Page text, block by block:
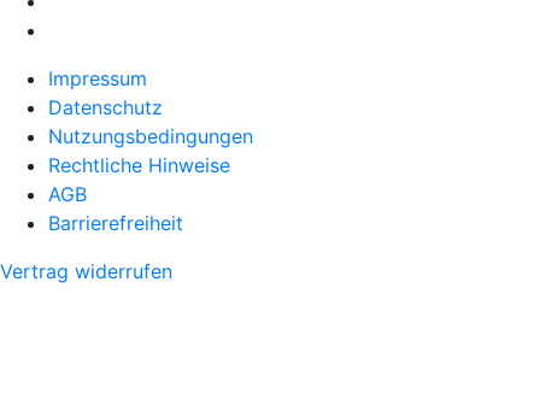
Impressum
Datenschutz
Nutzungsbedingungen
Rechtliche Hinweise
AGB
Barrierefreiheit
Vertrag widerrufen